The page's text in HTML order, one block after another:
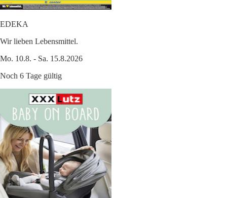
EDEKA
Wir lieben Lebensmittel.
Mo. 10.8. - Sa. 15.8.2026
Noch 6 Tage gültig